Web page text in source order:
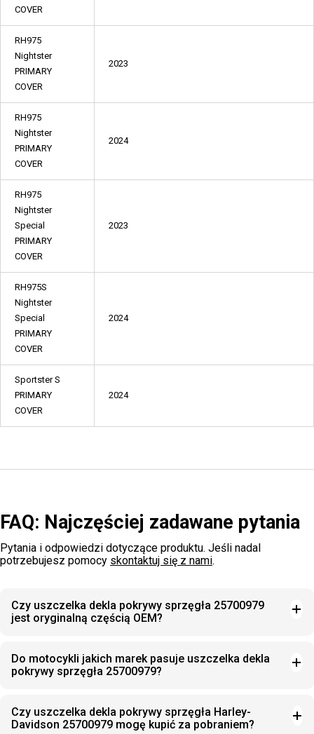
COVER
RH975
Nightster
PRIMARY
COVER
2023
RH975
Nightster
PRIMARY
COVER
2024
RH975
Nightster
Special
PRIMARY
COVER
2023
RH975S
Nightster
Special
PRIMARY
COVER
2024
Sportster S
PRIMARY
COVER
2024
FAQ: Najczęściej zadawane pytania
Pytania i odpowiedzi dotyczące produktu. Jeśli nadal
potrzebujesz pomocy skontaktuj się z nami.
Czy uszczelka dekla pokrywy sprzęgła 25700979
jest oryginalną częścią OEM?
Do motocykli jakich marek pasuje uszczelka dekla
pokrywy sprzęgła 25700979?
Czy uszczelka dekla pokrywy sprzęgła Harley-
Davidson 25700979 mogę kupić za pobraniem?